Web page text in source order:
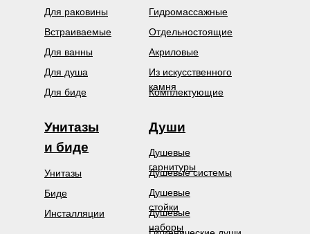
Души
Душевые
гарнитуры
Душевые системы
Встраиваемые
Для биде
Для ванны
Для душа
Для раковины
Из искусственного
камня
Душевые
стойки
Душевые
наборы
Гидромассажные
Акриловые
Отдельностоящие
Комплектующие
Инсталляции
Биде
Унитазы
Унитазы
и биде